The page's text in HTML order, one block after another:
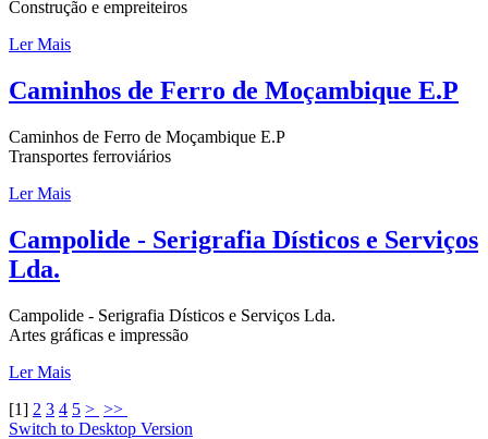
Construção e empreiteiros
Ler Mais
Caminhos de Ferro de Moçambique E.P
Caminhos de Ferro de Moçambique E.P
Transportes ferroviários
Ler Mais
Campolide - Serigrafia Dísticos e Serviços
Lda.
Campolide - Serigrafia Dísticos e Serviços Lda.
Artes gráficas e impressão
Ler Mais
[1] 2 3 4 5 > >>
Switch to Desktop Version